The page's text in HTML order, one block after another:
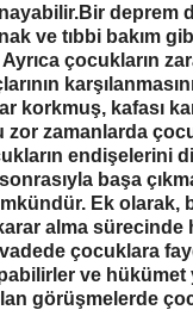
deprem
ve tıbbi bakım
Ayrıca çocukların
korkmuş, kafası
zor zamanlarda
endişelerini
başa
Ek olarak,
alma
çocuklara
ve hükümet
görüşmelerde